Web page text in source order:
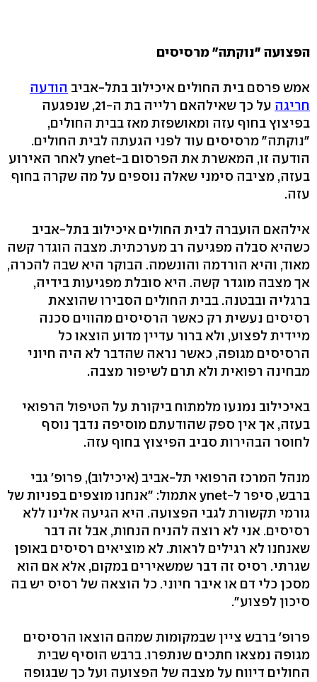
הפצועה "נוקתה" מרסיסים
אמש פרסם בית החולים איכילוב בתל-אביב הודעה
חריגה
על כך שאילהאם רלייה בת ה-21, שנפגעה
בפיצוץ בחוף עזה ומאושפזת מאז בבית החולים,
"נוקתה" מרסיסים עוד לפני הגעתה לבית החולים.
הודעה זו, המאשרת את הפרסום ב-ynet לאחר האירוע
בעזה, מציבה סימני שאלה נוספים על מה שקרה בחוף
עזה.
אילהאם הועברה לבית החולים איכילוב בתל-אביב
כשהיא סבלה מפגיעה רב מערכתית. מצבה הוגדר קשה
מאוד, והיא הורדמה והונשמה. הבוקר היא שבה להכרה,
אך מצבה מוגדר קשה. היא סובלת מפגיעות בידיה,
ברגליה ובבטנה. בבית החולים הסבירו שהוצאת
רסיסים נעשית רק כאשר הרסיסים מהווים סכנה
מיידית לפצוע, ולא ברור עדיין מדוע הוצאו כל
הרסיסים מגופה, כאשר נראה שהדבר לא היה חיוני
מבחינה רפואית ולא תרם לשיפור מצבה.
באיכילוב נמנעו מלמתוח ביקורת על הטיפול הרפואי
בעזה, אך אין ספק שהודעתם מוסיפה נדבך נוסף
לחוסר הבהירות סביב הפיצוץ בחוף עזה.
מנהל המרכז הרפואי תל-אביב (איכילוב), פרופ' גבי
ברבש, סיפר ל-ynet אתמול: "אנחנו מוצפים בפניות של
גורמי תקשורת לגבי הפצועה. היא הגיעה אלינו ללא
רסיסים. אני לא רוצה להניח הנחות, אבל זה דבר
שאנחנו לא רגילים לראות. לא מוציאים רסיסים באופן
שגרתי. רסיס זה דבר שמשאירים במקום, אלא אם הוא
מסכן כלי דם או איבר חיוני. כל הוצאה של רסיס יש בה
סיכון לפצוע".
פרופ' ברבש ציין שבמקומות שמהם הוצאו הרסיסים
מגופה נמצאו חתכים שנתפרו. ברבש הוסיף שבית
החולים דיווח על מצבה של הפצועה ועל כך שבגופה